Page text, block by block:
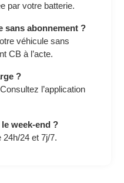
par votre batterie.
sans abonnement ?
véhicule sans
CB à l’acte.
?
l’application
week-end ?
24 et 7j/7.